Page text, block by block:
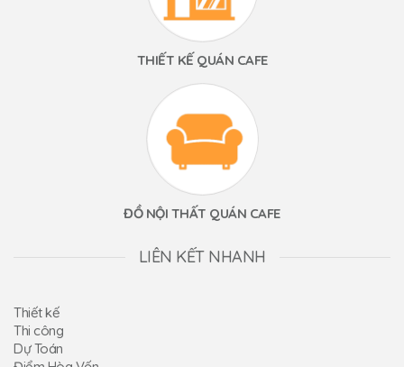
THIẾT KẾ QUÁN CAFE
ĐỒ NỘI THẤT QUÁN CAFE
LIÊN KẾT NHANH
Thiết kế
Thi công
Dự Toán